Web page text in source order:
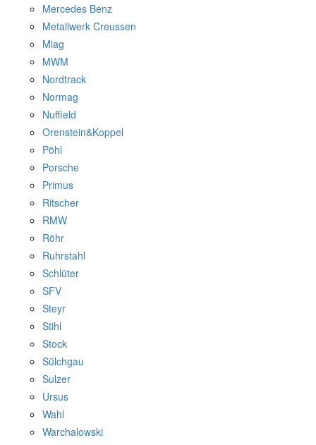
Mercedes Benz
Metallwerk Creussen
Miag
MWM
Nordtrack
Normag
Nuffield
Orenstein&Koppel
Pöhl
Porsche
Primus
Ritscher
RMW
Röhr
Ruhrstahl
Schlüter
SFV
Steyr
Stihl
Stock
Sülchgau
Sulzer
Ursus
Wahl
Warchalowski